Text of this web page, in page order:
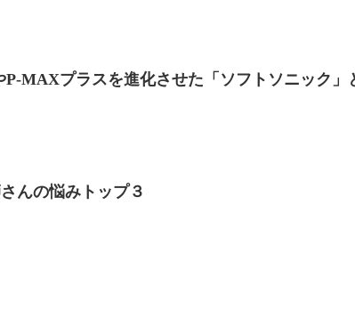
MAXプラスを進化させた「ソフトソニック」
んの悩みトップ３